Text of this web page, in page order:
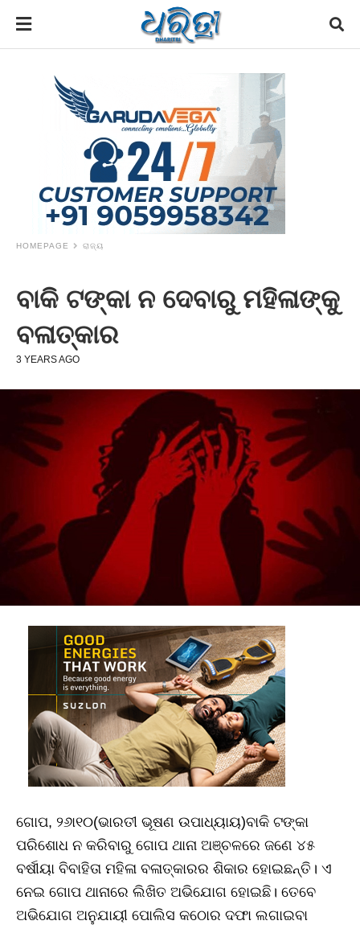
HOMEPAGE ରାଜ୍ୟ
ବାକି ଟଙ୍କା ନ ଦେବାରୁ ମହିଳାଙ୍କୁ
ବଳାତ୍କାର
3 YEARS AGO
ଗୋପ, ୨୬ା୧୦(ଭାରତୀ ଭୂଷଣ ଉପାଧ୍ୟାୟ)ବାକି ଟଙ୍କା
ପରିଶୋଧ ନ କରିବାରୁ ଗୋପ ଥାନା ଅଞ୍ଚଳରେ ଜଣେ ୪୫
ବର୍ଷୀୟା ବିବାହିତା ମହିଳା ବଳାତ୍କାରର ଶିକାର ହୋଇଛନ୍ତି। ଏ
ନେଇ ଗୋପ ଥାନାରେ ଲିଖିତ ଅଭିଯୋଗ ହୋଇଛି। ତେବେ
ଅଭିଯୋଗ ଅନୁଯାୟୀ ପୋଲିସ କଠୋର ଦଫା ଲଗାଇବା